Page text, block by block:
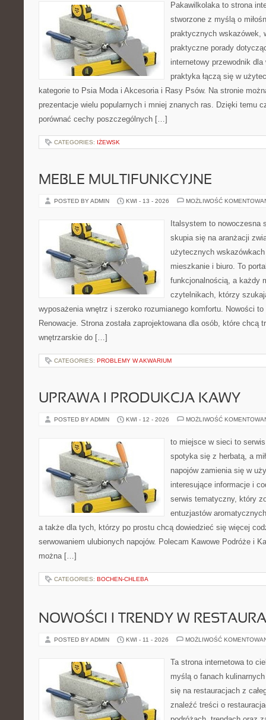
Pakawilkolaka to strona
stworzone z myślą o
praktycznych wskazówek,
praktyczne porady
internetowy przewodnik
praktyka łączą się w
kategorie to Psia Moda i Akcesoria i Rasy Psów. Na stronie
prezentacje wielu popularnych i mniej znanych ras. Dzięki temu
porównać cechy poszczególnych […]
CATEGORIES: IŻEWSK
MEBLE MULTIFUNKCYJNE
POSTED BY ADMIN KWI - 13 - 2026 MOŻLIWOŚĆ
Italsystem to nowoczesna
skupia się na aranżacji
użytecznych
mieszkanie i biuro. To
funkcjonalnością, a każdy
czytelnikach, którzy
wyposażenia wnętrz i szeroko rozumianego komfortu. Nowości
Renowacje. Strona została zaprojektowana dla osób, które chcą
wnętrzarskie do […]
CATEGORIES: PROBLEMY W AKWARIUM
UPRAWA I PRODUKCJA KAWY
POSTED BY ADMIN KWI - 12 - 2026 MOŻLIWOŚĆ
to miejsce w sieci to
spotyka się z herbatą, a
napojów zamienia się w
interesujące informacje i
serwis tematyczny, który
entuzjastów
a także dla tych, którzy po prostu chcą dowiedzieć się więcej
serwowaniem ulubionych napojów. Polecam Kawowe Podróże i
można […]
CATEGORIES: BOCHEN-CHLEBA
NOWOŚCI I TRENDY W
POSTED BY ADMIN KWI - 11 - 2026 MOŻLIWOŚĆ
Ta strona internetowa to
myślą o fanach
się na restauracjach z
znaleźć treści o